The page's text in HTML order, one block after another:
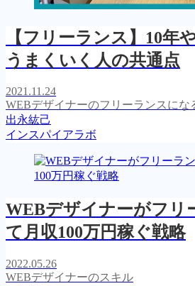
【フリーランス】10年
うまくいく人の共通点
2021.11.24
WEBデザイナーのフリーランスにな
出永紘己
インスパイアラボ
WEBデザイナーがフリ
て月収100万円稼ぐ戦略
2022.05.26
WEBデザイナーのスキル